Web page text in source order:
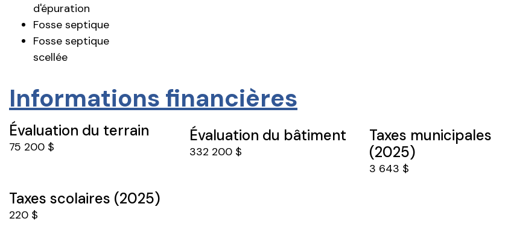
d'épuration
Fosse septique
Fosse septique
scellée
Informations financières
Évaluation du terrain
75 200 $
Évaluation du bâtiment
332 200 $
Taxes municipales
(2025)
3 643 $
Taxes scolaires (2025)
220 $